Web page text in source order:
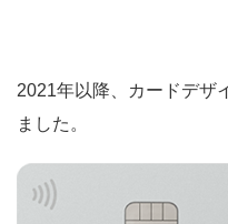
2021年以降、カードデザ
ました。